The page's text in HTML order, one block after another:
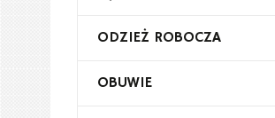
ODZIEŻ ROBOCZA
OBUWIE